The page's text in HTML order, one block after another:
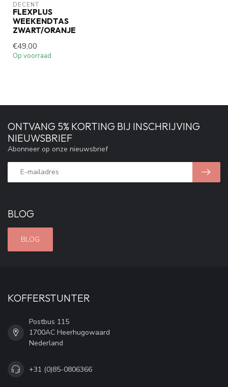
DECENT
FLEXPLUS
WEEKENDTAS
ZWART/ORANJE
€49,00
Op voorraad
BLOG
BLOG
ONTVANG 5% KORTING BIJ INSCHRIJVING
NIEUWSBRIEF
Abonneer op onze nieuwsbrief
KOFFERSTUNTER
Postbus 115
1700AC Heerhugowaard
Nederland
+31 (0)85-0806366